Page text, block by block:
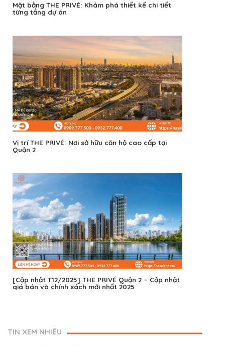
Mặt bằng THE PRIVÉ: Khám phá thiết kế chi tiết
từng tầng dự án
Vị trí THE PRIVÉ: Nơi sở hữu căn hộ cao cấp tại
Quận 2
[Cập nhật T12/2025] THE PRIVÉ Quận 2 – Cập nhật
giá bán và chính sách mới nhất 2025
TIN XEM NHIỀU